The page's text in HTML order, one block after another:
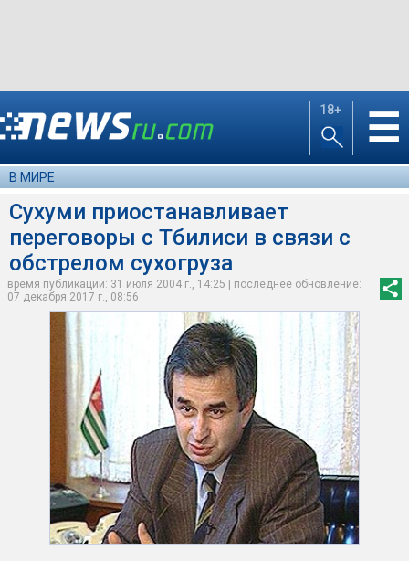
18+ ☰
В МИРЕ
Сухуми приостанавливает
переговоры с Тбилиси в связи с
обстрелом сухогруза
время публикации: 31 июля 2004 г., 14:25 | последнее обновление:
07 декабря 2017 г., 08:56